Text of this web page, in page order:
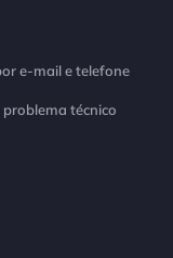
e-mail e telefone
técnico